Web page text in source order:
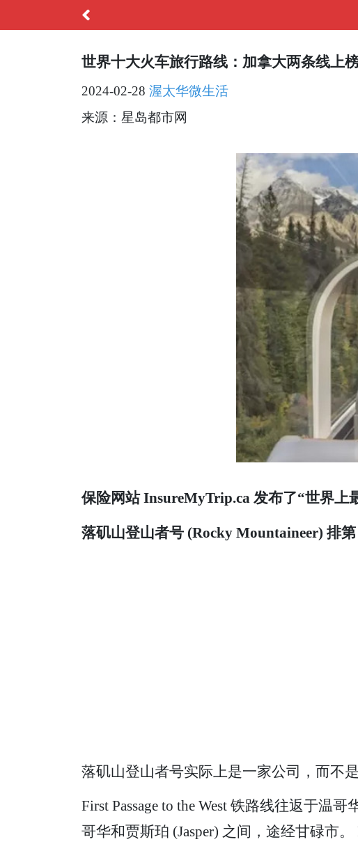
世界十大火车旅行路线：加拿大两条线上
2024-02-28 渥太华微生活
来源：星岛都市网
保险网站 InsureMyTrip.ca 发布了“世界上
落矶山登山者号 (Rocky Mountaineer) 排
落矶山登山者号实际上是一家公司，而不
First Passage to the West 铁路线往返于温
哥华和贾斯珀 (Jasper) 之间，途经甘碌市